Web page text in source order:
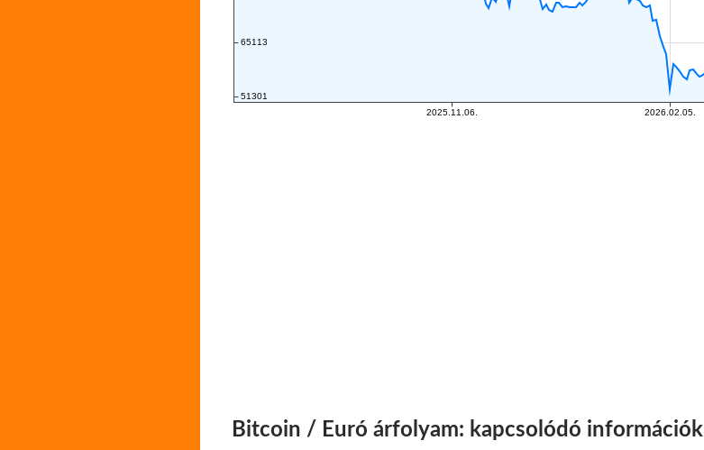
Bitcoin / Euró árfolyam: kapcsolódó információk